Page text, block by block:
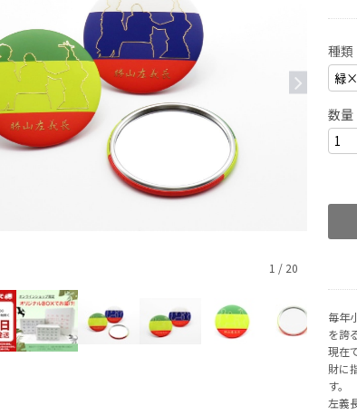
1 / 20
種類
数量
毎年
を誇
現在
財に
す。
左義